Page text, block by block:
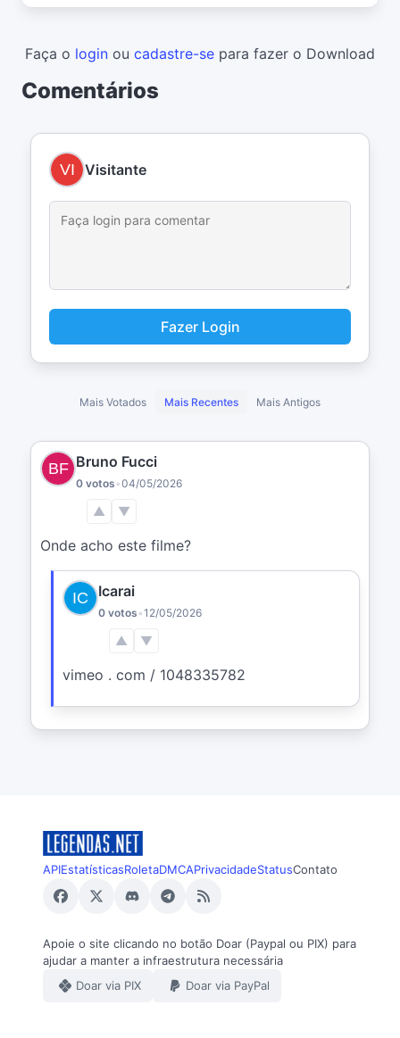
Faça o login ou cadastre-se para fazer o Download
Comentários
Visitante
Fazer Login
Mais Votados Mais Recentes Mais Antigos
Bruno Fucci
0 votos •04/05/2026
▲ ▼
Onde acho este filme?
Icarai
0 votos •12/05/2026
▲ ▼
vimeo . com / 1048335782
APIEstatísticasRoletaDMCAPrivacidadeStatusContato
Apoie o site clicando no botão Doar (Paypal ou PIX) para
ajudar a manter a infraestrutura necessária
Doar via PIX
Doar via PayPal